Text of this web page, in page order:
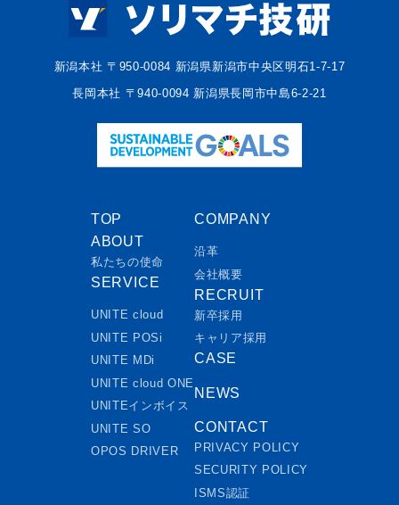
新潟本社 〒950-0084 新潟県新潟市中央区明石1-7-17
長岡本社 〒940-0094 新潟県長岡市中島6-2-21
TOP
ABOUT
私たちの使命
SERVICE
UNITE cloud
UNITE POSi
UNITE MDi
UNITE cloud ONE
UNITEインボイス
UNITE SO
OPOS DRIVER
COMPANY
沿革
会社概要
RECRUIT
新卒採用
キャリア採用
CASE
NEWS
CONTACT
PRIVACY POLICY
SECURITY POLICY
ISMS認証